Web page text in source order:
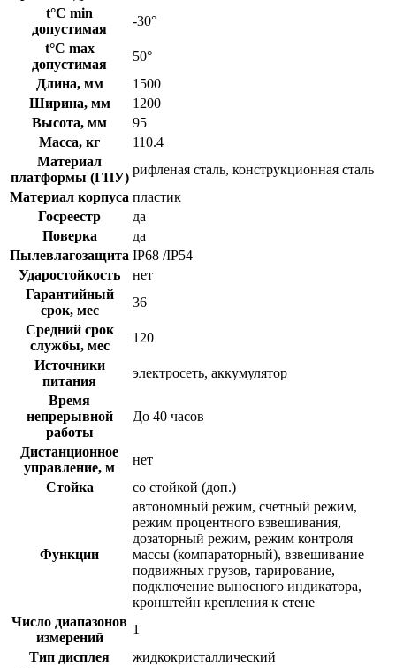
t°C min
допустимая
-30°
t°C max
допустимая
50°
Длина, мм
1500
Ширина, мм
1200
Высота, мм
95
Масса, кг
110.4
Материал
платформы (ГПУ)
рифленая сталь, конструкционная сталь
Материал корпуса пластик
Госреестр
да
Поверка
да
Пылевлагозащита IP68 /IP54
Ударостойкость
нет
Гарантийный
срок, мес
36
Средний срок
службы, мес
120
Источники
питания
электросеть, аккумулятор
Время
непрерывной
работы
До 40 часов
Дистанционное
управление, м
нет
Стойка
со стойкой (доп.)
Функции
автономный режим, счетный режим,
режим процентного взвешивания,
дозаторный режим, режим контроля
массы (компараторный), взвешивание
подвижных грузов, тарирование,
подключение выносного индикатора,
кронштейн крепления к стене
Число диапазонов
измерений
1
Тип дисплея
жидкокристаллический